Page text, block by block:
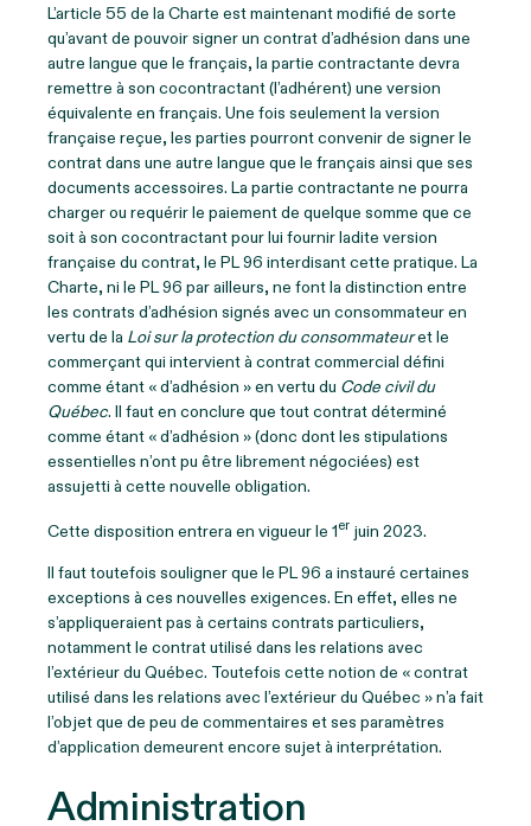
L’article 55 de la Charte est maintenant modifié de sorte
qu’avant de pouvoir signer un contrat d’adhésion dans une
autre langue que le français, la partie contractante devra
remettre à son cocontractant (l’adhérent) une version
équivalente en français. Une fois seulement la version
française reçue, les parties pourront convenir de signer le
contrat dans une autre langue que le français ainsi que ses
documents accessoires. La partie contractante ne pourra
charger ou requérir le paiement de quelque somme que ce
soit à son cocontractant pour lui fournir ladite version
française du contrat, le PL 96 interdisant cette pratique. La
Charte, ni le PL 96 par ailleurs, ne font la distinction entre
les contrats d’adhésion signés avec un consommateur en
vertu de la Loi sur la protection du consommateuret le
commerçant qui intervient à contrat commercial défini
comme étant « d’adhésion » en vertu du Code civil du
Québec. Il faut en conclure que tout contrat déterminé
comme étant « d’adhésion » (donc dont les stipulations
essentielles n’ont pu être librement négociées) est
assujetti à cette nouvelle obligation.
Cette disposition entrera en vigueur le 1er juin 2023.
Il faut toutefois souligner que le PL 96 a instauré certaines
exceptions à ces nouvelles exigences. En effet, elles ne
s’appliqueraient pas à certains contrats particuliers,
notamment le contrat utilisé dans les relations avec
l’extérieur du Québec. Toutefois cette notion de « contrat
utilisé dans les relations avec l’extérieur du Québec » n’a fait
l’objet que de peu de commentaires et ses paramètres
d’application demeurent encore sujet à interprétation.
Administration